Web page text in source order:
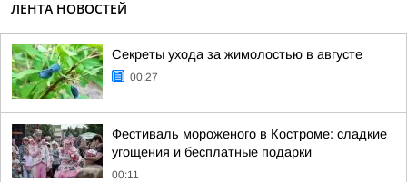
ЛЕНТА НОВОСТЕЙ
Секреты ухода за жимолостью в августе
00:27
Фестиваль мороженого в Костроме: сладкие
угощения и бесплатные подарки
00:11